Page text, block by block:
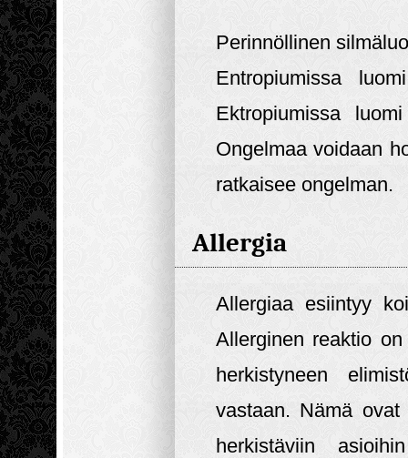
Perinnöllinen
Entropiumissa
Ektropiumissa
Ongelmaa voidaan
ratkaisee ongelman.
Allergia
Allergiaa esiintyy
Allerginen reaktio
herkistyneen
vastaan. Nämä
herkistäviin